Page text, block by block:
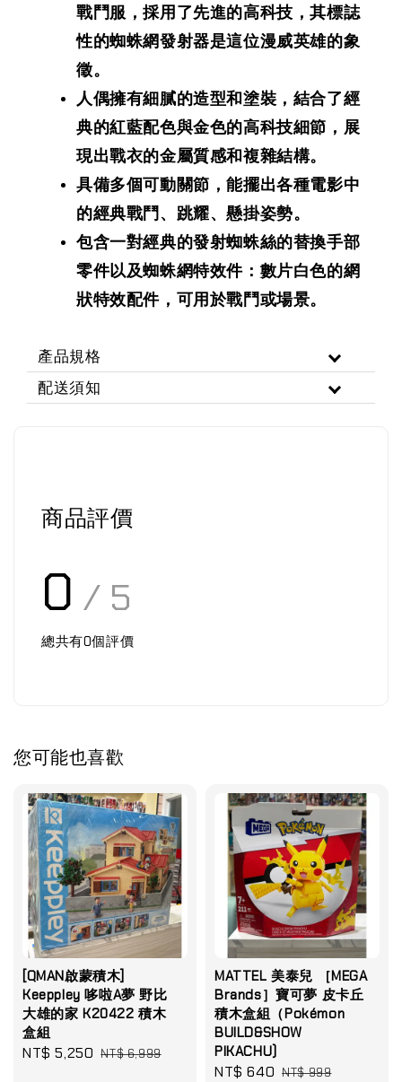
戰鬥服，採用了先進的高科技，其標誌
性的蜘蛛網發射器是這位漫威英雄的象
徵。
人偶擁有細膩的造型和塗裝，結合了經
典的紅藍配色與金色的高科技細節，展
現出戰衣的金屬質感和複雜結構。
具備多個可動關節，能擺出各種電影中
的經典戰鬥、跳耀、懸掛姿勢。
包含一對經典的發射蜘蛛絲的替換手部
零件以及蜘蛛網特效件：數片白色的網
狀特效配件，可用於戰鬥或場景。
產品規格
配送須知
商品評價
0 / 5
總共有0個評價
您可能也喜歡
[QMAN啟蒙積木]
Keeppley 哆啦A夢 野比
大雄的家 K20422 積木
盒組
Sale
NT$ 5,250 Regular
NT$ 6,999
MATTEL 美泰兒 ［MEGA
Brands］寶可夢 皮卡丘
積木盒組（Pokémon
BUILD&SHOW
PIKACHU)
Sale
NT$ 640 Regular
NT$ 999